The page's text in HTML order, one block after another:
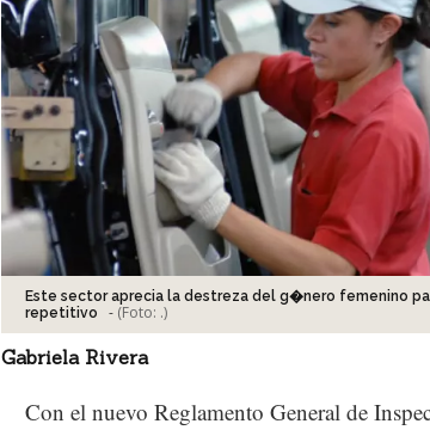
Este sector aprecia la destreza del g�nero femenino
repetitivo
- (Foto: .)
Gabriela Rivera
Con el nuevo Reglamento General de